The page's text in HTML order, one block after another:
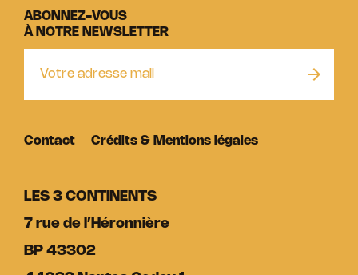
LES 3 CONTINENTS
7 rue de l’Héronnière
BP 43302
ABONNEZ-VOUS
À NOTRE NEWSLETTER
Contact Crédits & Mentions légales